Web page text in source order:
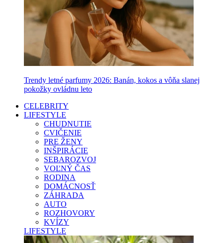
Trendy letné parfumy 2026: Banán, kokos a vôňa slanej
pokožky ovládnu leto
CELEBRITY
LIFESTYLE
CHUDNUTIE
CVIČENIE
PRE ŽENY
INŠPIRÁCIE
SEBAROZVOJ
VOĽNÝ ČAS
RODINA
DOMÁCNOSŤ
ZÁHRADA
AUTO
ROZHOVORY
KVÍZY
LIFESTYLE